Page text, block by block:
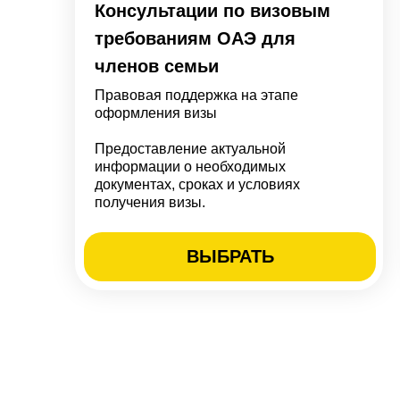
Правовая поддержка на этапе
оформления визы
Предоставление актуальной
информации о необходимых
документах, сроках и условиях
получения визы.
Консультации по визовым
требованиям ОАЭ для
членов семьи
ВЫБРАТЬ